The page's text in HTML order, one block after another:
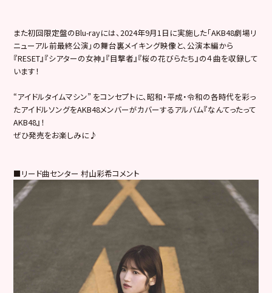
また初回限定盤のBlu-rayには、2024年9月1日に実施した「AKB48劇場リ
ニューアル前最終公演」の舞台裏メイキング映像と、公演本編から
『RESET』『シアターの女神』『目撃者』『桜の花びらたち』の４曲を収録して
います！
“アイドルタイムマシン” をコンセプトに、昭和・平成・令和の各時代を彩っ
たアイドルソングをAKB48メンバーがカバーするアルバム『なんてったって
AKB48』！
ぜひ発売をお楽しみに♪
■リード曲センター 村山彩希コメント